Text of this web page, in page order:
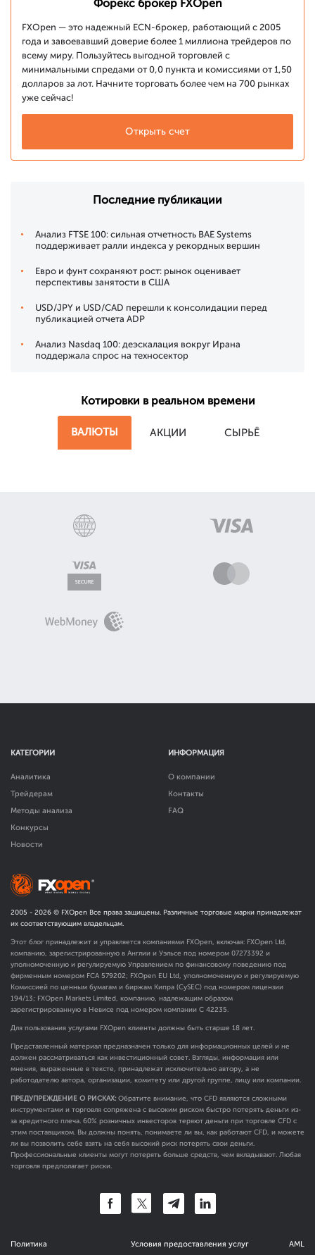
Форекс брокер FXOpen
FXOpen — это надежный ECN-брокер, работающий с 2005
года и завоевавший доверие более 1 миллиона трейдеров по
всему миру. Пользуйтесь выгодной торговлей с
минимальными спредами от 0,0 пункта и комиссиями от 1,50
долларов за лот. Начните торговать более чем на 700 рынках
уже сейчас!
Открыть счет
Последние публикации
Анализ FTSE 100: сильная отчетность BAE Systems
поддерживает ралли индекса у рекордных вершин
Евро и фунт сохраняют рост: рынок оценивает
перспективы занятости в США
USD/JPY и USD/CAD перешли к консолидации перед
публикацией отчета ADP
Анализ Nasdaq 100: деэскалация вокруг Ирана
поддержала спрос на техносектор
Котировки в реальном времени
ВАЛЮТЫ АКЦИИ СЫРЬЁ
КАТЕГОРИИ
Аналитика
Трейдерам
Методы анализа
Конкурсы
Новости
ИНФОРМАЦИЯ
О компании
Контакты
FAQ
2005 - 2026 © FXOpen Все права защищены. Различные торговые марки принадлежат
их соответствующим владельцам.
Этот блог принадлежит и управляется компаниями FXOpen, включая: FXOpen Ltd,
компанию, зарегистрированную в Англии и Уэльсе под номером 07273392 и
уполномоченную и регулируемую Управлением по финансовому поведению под
фирменным номером FCA 579202; FXOpen EU Ltd, уполномоченную и регулируемую
Комиссией по ценным бумагам и биржам Кипра (CySEC) под номером лицензии
194/13; FXOpen Markets Limited, компанию, надлежащим образом
зарегистрированную в Невисе под номером компании C 42235.
Для пользования услугами FXOpen клиенты должны быть старше 18 лет.
Представленный материал предназначен только для информационных целей и не
должен рассматриваться как инвестиционный совет. Взгляды, информация или
мнения, выраженные в тексте, принадлежат исключительно автору, а не
работодателю автора, организации, комитету или другой группе, лицу или компании.
ПРЕДУПРЕЖДЕНИЕ О РИСКАХ: Обратите внимание, что CFD являются сложными
инструментами и торговля сопряжена с высоким риском быстро потерять деньги из-
за кредитного плеча. 60% розничных инвесторов теряют деньги при торговле CFD с
этим поставщиком. Вы должны понять, понимаете ли вы, как работают CFD, и можете
ли вы позволить себе взять на себя высокий риск потерять свои деньги.
Профессиональные клиенты могут потерять больше средств, чем вкладывают. Любая
торговля предполагает риски.
Политика
Условия предоставления услуг
AML